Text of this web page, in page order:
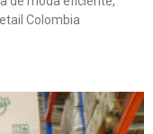
Colombia